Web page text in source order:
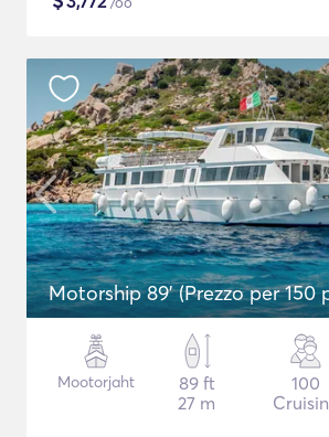
Motorship 89' (Prezzo per 150
Mootorjaht
89 ft
27 m
100